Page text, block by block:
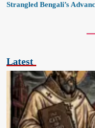
Strangled Bengali’s
Latest